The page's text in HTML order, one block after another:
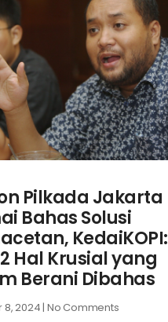
Pilkada Jakarta
Bahas Solusi
KedaiKOPI:
Hal Krusial yang
Berani Dibahas
8, 2024 No Comments